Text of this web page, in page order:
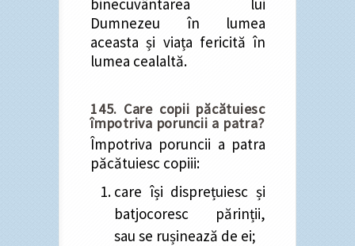
Dumnezeu în lumea
aceasta și viața fericită în
lumea cealaltă.
145. Care copii păcătuiesc
împotriva poruncii a patra?
Împotriva poruncii a patra
păcătuiesc copiii:
care își disprețuiesc și
batjocoresc părinții,
sau se rușinează de ei;